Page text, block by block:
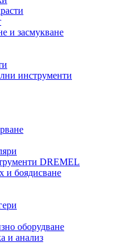
и засмукване
инструменти
DREMEL
и боядисване
оборудване
и анализ